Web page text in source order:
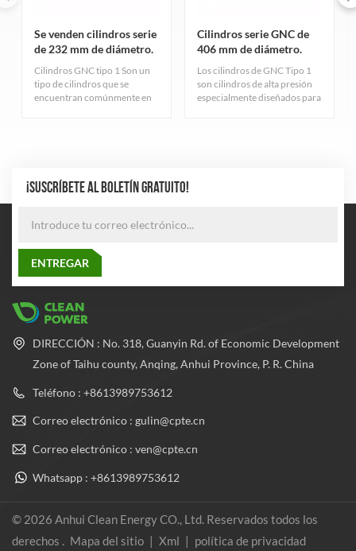
Se venden cilindros serie
de 232 mm de diámetro.
Cilindros GNC tipo 1 Son un
tipo de cilindros que se
encuentran comúnmente en
calidad.
Cilindros serie GNC de
406 mm de diámetro.
Los cilindros de GNC Tipo 1
son cilindros de alta presión
especialmente diseñados para
confiabilidad del cilindro.
¡SUSCRÍBETE AL BOLETÍN GRATUITO!
DIRECCIÓN : No. 318, Guanyin Rd. of Economic Development
Zone of Taihu county, Anqing, Anhui Province, P. R. China
Teléfono : +8613989753612
Correo electrónico : gulin@cpte.cn
Correo electrónico : ven@cpte.cn
Whatsapp : +8613989753612
© 2026 Anhui Clean Energy CO., Ltd. Reservados todos los
derechos . Mapa del sitio | Xml | política de privacidad